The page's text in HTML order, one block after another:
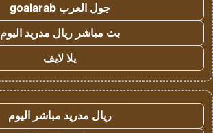
جول العرب goalarab
بث مباشر ريال مدريد اليوم
يلا لايف
ريال مدريد مباشر اليوم